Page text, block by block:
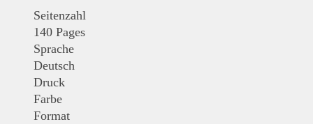
Seitenzahl
140 Pages
Sprache
Deutsch
Druck
Farbe
Format